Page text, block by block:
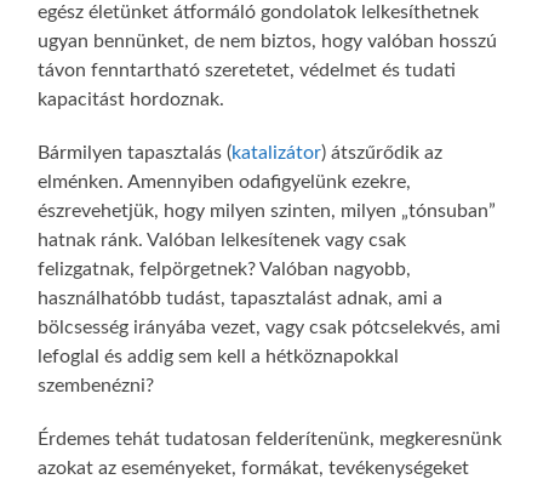
egész életünket átformáló gondolatok lelkesíthetnek
ugyan bennünket, de nem biztos, hogy valóban hosszú
távon fenntartható szeretetet, védelmet és tudati
kapacitást hordoznak.
Bármilyen tapasztalás (katalizátor) átszűrődik az
elménken. Amennyiben odafigyelünk ezekre,
észrevehetjük, hogy milyen szinten, milyen „tónsuban”
hatnak ránk. Valóban lelkesítenek vagy csak
felizgatnak, felpörgetnek? Valóban nagyobb,
használhatóbb tudást, tapasztalást adnak, ami a
bölcsesség irányába vezet, vagy csak pótcselekvés, ami
lefoglal és addig sem kell a hétköznapokkal
szembenézni?
Érdemes tehát tudatosan felderítenünk, megkeresnünk
azokat az eseményeket, formákat, tevékenységeket